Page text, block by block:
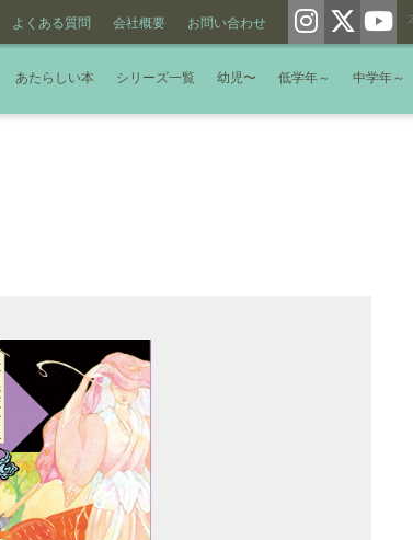
よくある質問 会社概要 お問い合わせ
あたらしい本 シリーズ一覧 幼児〜 低学年～ 中学年～